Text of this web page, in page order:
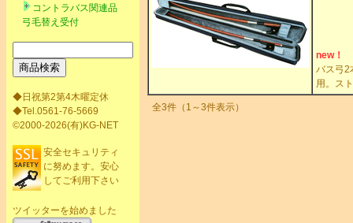
コントラバス関連品
弓毛替え受付
◆日祝第2第4木曜定休
◆Tel.0561-76-5669
©2000-2026(有)KG-NET
安全セキュリティ
に努めます。安心
してご利用下さい
ツイッターを始めました
new！
バス弓2
用。ス
全3件（1～3件表示）